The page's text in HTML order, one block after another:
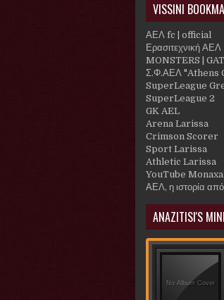
VISSINI
ΑΕΛ fc | official
Ερασιτεχνική ΑΕΛ
MONSTERS |
Σ.Φ.ΑΕΛ "Athens
SuperLeague
SuperLeague 2
GK AEL
Arena Larissa
Crimson Scorer
Sport Larissa
Athletic Larissa
YouTube
ΑΕΛ, η ιστορία
ANAZITISI'S